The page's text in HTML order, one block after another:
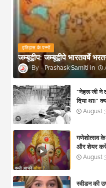
इतिहास के पन्नों
जम्बूद्वीप: जम्बूद्वीपे भारतवर्षे
Prashask Samiti
"नेहरू जी ने
दिया था!"
August
गणेशोत्सव के
और शेयर
August
स्वीडन की